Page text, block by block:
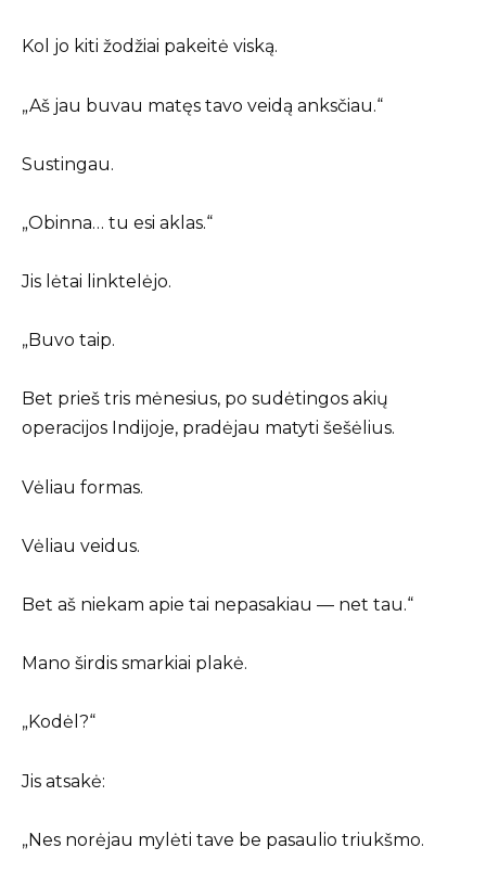
Kol jo kiti žodžiai pakeitė viską.
„Aš jau buvau matęs tavo veidą anksčiau.“
Sustingau.
„Obinna… tu esi aklas.“
Jis lėtai linktelėjo.
„Buvo taip.
Bet prieš tris mėnesius, po sudėtingos akių
operacijos Indijoje, pradėjau matyti šešėlius.
Vėliau formas.
Vėliau veidus.
Bet aš niekam apie tai nepasakiau — net tau.“
Mano širdis smarkiai plakė.
„Kodėl?“
Jis atsakė:
„Nes norėjau mylėti tave be pasaulio triukšmo.